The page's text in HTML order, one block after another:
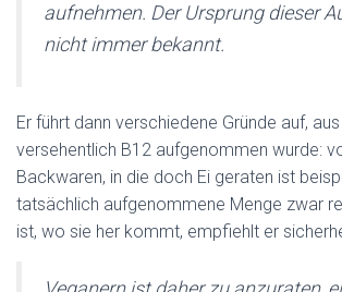
aufnehmen. Der Ursprung dieser
nicht immer bekannt.
Er führt dann verschiedene Gründe auf,
versehentlich B12 aufgenommen wurde:
Backwaren, in die doch Ei geraten ist
tatsächlich aufgenommene Menge zwar
ist, wo sie her kommt, empfiehlt er